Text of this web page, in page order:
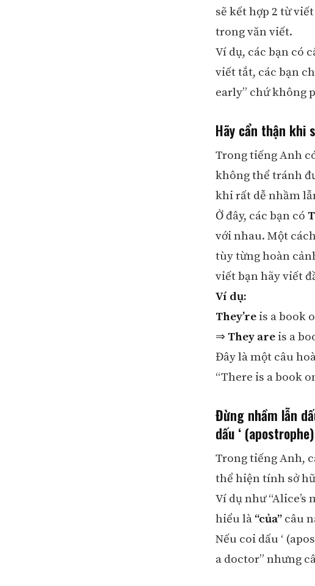
sẽ kết hợp 2 từ
trong văn viết.
Ví dụ, các bạn có
viết tắt, các bạn
early” chứ không
Hãy cẩn thận khi
Trong tiếng Anh
không thể tránh
khi rất dễ nhầm
Ở đây, các bạn có
với nhau. Một
tùy từng hoàn
viết bạn hãy viết
Ví dụ:
They’reis a book
⇒ They areis a
Đây là một câu
“There is a book
Đừng nhầm lẫn
dấu ‘
Trong tiếng Anh,
thể hiện tính sở
Ví dụ như “Alice’s
hiểu là “của”câu
Nếu coi dấu ‘
a doctor” nhưng